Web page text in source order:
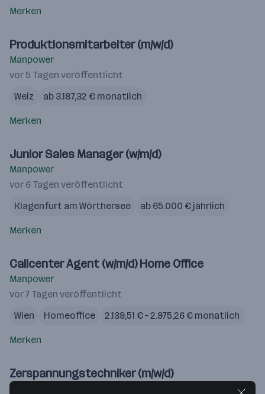
Merken
Produktionsmitarbeiter (m/w/d)
Manpower
vor 5 Tagen veröffentlicht
Weiz
ab 3.187,32 € monatlich
Merken
Junior Sales Manager (w/m/d)
Manpower
vor 6 Tagen veröffentlicht
Klagenfurt am Wörthersee
ab 65.000 € jährlich
Merken
Callcenter Agent (w/m/d) Home Office
Manpower
vor 7 Tagen veröffentlicht
Wien
Homeoffice 2.139,51 € – 2.975,26 € monatlich
Merken
Zerspannungstechniker (m/w/d)
Manpower